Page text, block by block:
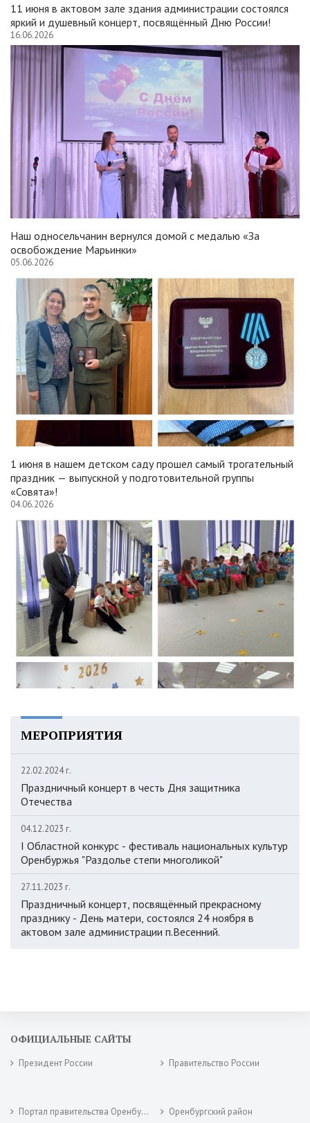
11 июня в актовом зале здания администрации состоялся
яркий и душевный концерт, посвящённый Дню России!
16.06.2026
Наш односельчанин вернулся домой с медалью «За
освобождение Марьинки»
05.06.2026
1 июня в нашем детском саду прошел самый трогательный
праздник — выпускной у подготовительной группы
«Совята»!
04.06.2026
МЕРОПРИЯТИЯ
22.02.2024 г.
Праздничный концерт в честь Дня защитника
Отечества
04.12.2023 г.
I Областной конкурс - фестиваль национальных культур
Оренбуржья "Раздолье степи многоликой"
27.11.2023 г.
Праздничный концерт, посвящённый прекрасному
празднику - День матери, состоялся 24 ноября в
актовом зале администрации п.Весенний.
ОФИЦИАЛЬНЫЕ САЙТЫ
Президент России Правительство России
Портал правительства Оренбургской области Оренбургский район